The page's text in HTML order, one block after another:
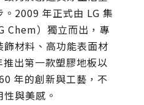
2009 年正式由 LG 集
Chem）獨立而出，專
材料、高功能表面材
出第一款塑膠地板以
年的創新與工藝，不
與美感。